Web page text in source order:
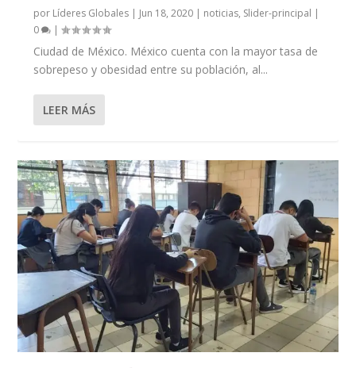
por Líderes Globales | Jun 18, 2020 | noticias, Slider-principal |
0
|
Ciudad de México. México cuenta con la mayor tasa de
sobrepeso y obesidad entre su población, al...
LEER MÁS